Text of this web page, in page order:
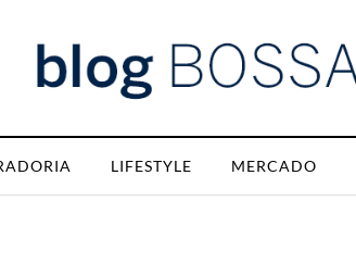
LIFESTYLE MERCADO